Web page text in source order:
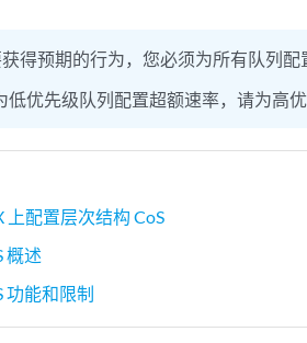
得预期的行为，您必须为所有队列配
低优先级队列配置超额速率，请为高
上配置层次结构 CoS
概述
功能和限制